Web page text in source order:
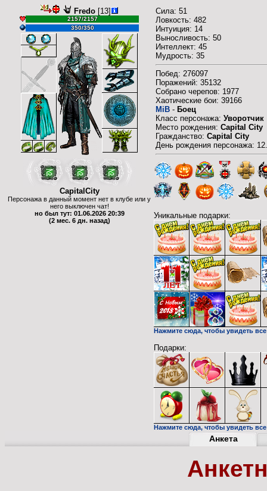
Fredo [13]
2157/2157
350/350
CapitalCity
Персонажа в данный момент нет в клубе или у
него выключен чат!
но был тут: 01.06.2026 20:39
(2 мес. 6 дн. назад)
Сила: 51
Ловкость: 482
Интуиция: 14
Выносливость: 50
Интеллект: 45
Мудрость: 35
Побед: 276097
Поражений: 35132
Собрано черепов: 1977
Хаотические бои: 39166
MiB - Боец
Класс персонажа: Уворотчик
Место рождения: Capital City
Гражданство: Capital City
День рождения персонажа:
Уникальные подарки:
Нажмите сюда, чтобы увидеть
Подарки:
Нажмите сюда, чтобы увидеть
Анкета